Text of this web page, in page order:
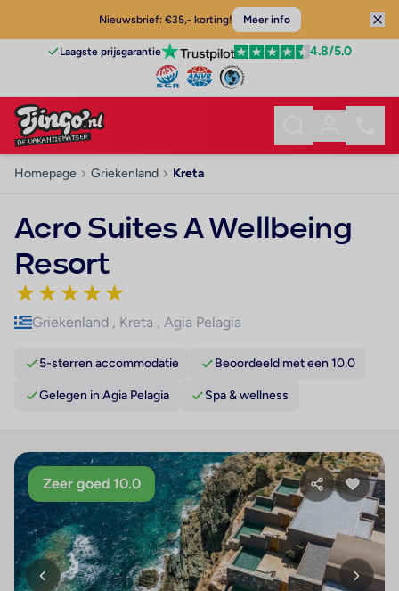
Nieuwsbrief: €35,- korting! Meer info
Laagste prijsgarantie 4.8/5.0
Homepage Griekenland Kreta
Acro Suites A Wellbeing
Resort
★★★★★
Griekenland , Kreta , Agia Pelagia
5-sterren accommodatie Beoordeeld met een 10.0
Gelegen in Agia Pelagia Spa & wellness
Zeer goed 10.0